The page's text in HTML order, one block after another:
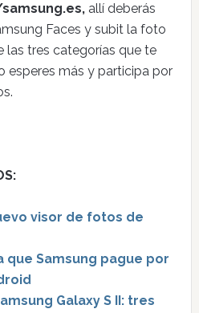
allí deberás
Faces y subit la foto
las tres categorías que te
esperes más y participa por
visor de fotos de
que Samsung pague por
Galaxy S II: tres